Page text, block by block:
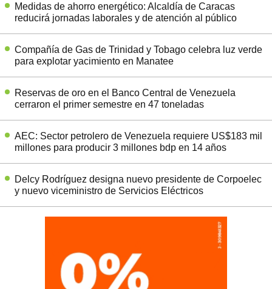
Medidas de ahorro energético: Alcaldía de Caracas
reducirá jornadas laborales y de atención al público
Compañía de Gas de Trinidad y Tobago celebra luz verde
para explotar yacimiento en Manatee
Reservas de oro en el Banco Central de Venezuela
cerraron el primer semestre en 47 toneladas
AEC: Sector petrolero de Venezuela requiere US$183 mil
millones para producir 3 millones bdp en 14 años
Delcy Rodríguez designa nuevo presidente de Corpoelec
y nuevo viceministro de Servicios Eléctricos